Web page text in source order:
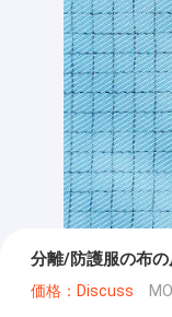
分離/防護服の布
価格：Discuss